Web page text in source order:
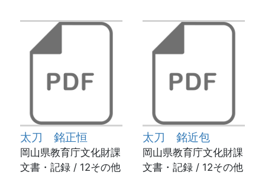
太刀 銘正恒
岡山県教育庁文化財課
文書・記録 / 12その他
太刀 銘近包
岡山県教育庁文化財課
文書・記録 / 12その他